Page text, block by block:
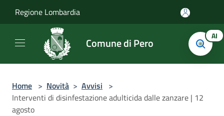
Regione Lombardia
Comune di Pero AI
Home > Novità > Avvisi >
Interventi di disinfestazione adulticida dalle zanzare | 12
agosto